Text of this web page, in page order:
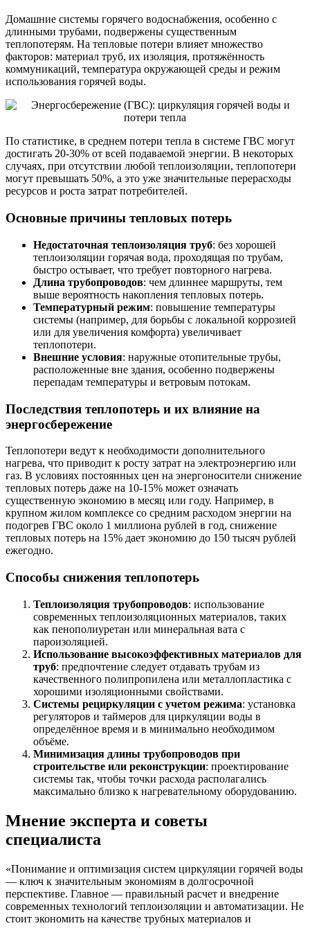
Домашние системы горячего водоснабжения, особенно с
длинными трубами, подвержены существенным
теплопотерям. На тепловые потери влияет множество
факторов: материал труб, их изоляция, протяжённость
коммуникаций, температура окружающей среды и режим
использования горячей воды.
По статистике, в среднем потери тепла в системе ГВС могут
достигать 20-30% от всей подаваемой энергии. В некоторых
случаях, при отсутствии любой теплоизоляции, теплопотери
могут превышать 50%, а это уже значительные перерасходы
ресурсов и роста затрат потребителей.
Основные причины тепловых потерь
Недостаточная теплоизоляция труб: без хорошей
теплоизоляции горячая вода, проходящая по трубам,
быстро остывает, что требует повторного нагрева.
Длина трубопроводов: чем длиннее маршруты, тем
выше вероятность накопления тепловых потерь.
Температурный режим: повышение температуры
системы (например, для борьбы с локальной коррозией
или для увеличения комфорта) увеличивает
теплопотери.
Внешние условия: наружные отопительные трубы,
расположенные вне здания, особенно подвержены
перепадам температуры и ветровым потокам.
Последствия теплопотерь и их влияние на
энергосбережение
Теплопотери ведут к необходимости дополнительного
нагрева, что приводит к росту затрат на электроэнергию или
газ. В условиях постоянных цен на энергоносители снижение
тепловых потерь даже на 10-15% может означать
существенную экономию в месяц или году. Например, в
крупном жилом комплексе со средним расходом энергии на
подогрев ГВС около 1 миллиона рублей в год, снижение
тепловых потерь на 15% дает экономию до 150 тысяч рублей
ежегодно.
Способы снижения теплопотерь
Теплоизоляция трубопроводов: использование
современных теплоизоляционных материалов, таких
как пенополиуретан или минеральная вата с
пароизоляцией.
Использование высокоэффективных материалов для
труб: предпочтение следует отдавать трубам из
качественного полипропилена или металлопластика с
хорошими изоляционными свойствами.
Системы рециркуляции с учетом режима: установка
регуляторов и таймеров для циркуляции воды в
определённое время и в минимально необходимом
объёме.
Минимизация длины трубопроводов при
строительстве или реконструкции: проектирование
системы так, чтобы точки расхода располагались
максимально близко к нагревательному оборудованию.
Мнение эксперта и советы
специалиста
«Понимание и оптимизация систем циркуляции горячей воды
— ключ к значительным экономиям в долгосрочной
перспективе. Главное — правильный расчет и внедрение
современных технологий теплоизоляции и автоматизации. Не
стоит экономить на качестве трубных материалов и